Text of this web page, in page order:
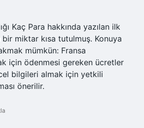
Kaç Para hakkında yazılan ilk
bir miktar kısa tutulmuş. Konuya
mümkün: Fransa
için ödenmesi gereken ücretler
bilgileri almak için yetkili
önerilir.